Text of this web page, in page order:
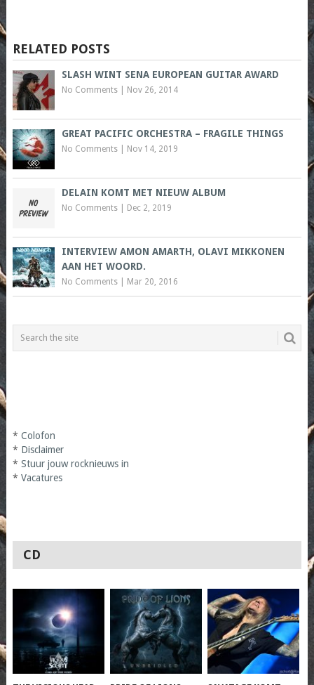
RELATED POSTS
SLASH WINT SENA EUROPEAN GUITAR AWARD
No Comments| Nov 26, 2014
GREAT PACIFIC ORCHESTRA – FRAGILE THINGS
No Comments| Nov 14, 2019
DELAIN KOMT MET NIEUW ALBUM
No Comments| Dec 2, 2019
INTERVIEW AMON AMARTH, OLAVI MIKKONEN
AAN HET WOORD.
No Comments| Mar 20, 2016
* Colofon
* Disclaimer
* Stuur jouw rocknieuws in
* Vacatures
CD